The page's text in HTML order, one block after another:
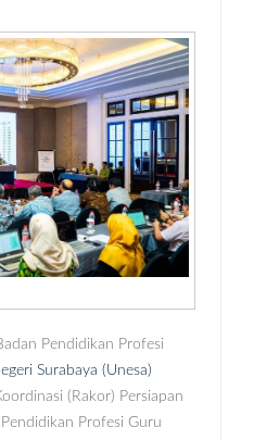
Pendidikan Profesi
Surabaya (Unesa)
(Rakor) Persiapan
Profesi Guru